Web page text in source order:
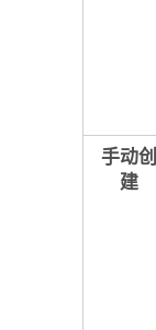
手动创
建